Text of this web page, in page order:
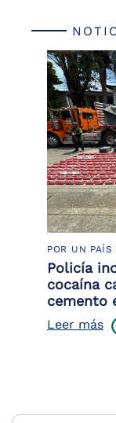
POR UN
Policía
cocaína
cemento
Leer más